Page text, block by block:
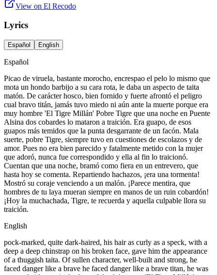
View on El Recodo
Lyrics
Español English
Español
Picao de viruela, bastante morocho, encrespao el pelo lo mismo que
mota un hondo barbijo a su cara rota, le daba un aspecto de taita
matón. De carácter hosco, bien fornido y fuerte afrontó el peligro
cual bravo titán, jamás tuvo miedo ni aún ante la muerte porque era
muy hombre 'El Tigre Millán' Pobre Tigre que una noche en Puente
Alsina dos cobardes lo mataron a traición. Era guapo, de esos
guapos más temidos que la punta desgarrante de un facón. Mala
suerte, pobre Tigre, siempre tuvo en cuestiones de escolazos y de
amor. Pues no era bien parecido y fatalmente metido con la mujer
que adoró, nunca fue correspondido y ella al fin lo traicionó.
Cuentan que una noche, bramó como fiera en un entrevero, que
hasta hoy se comenta. Repartiendo hachazos, ¡era una tormenta!
Mostró su coraje venciendo a un malón. ¡Parece mentira, que
hombres de tu laya mueran siempre en manos de un ruin cobardón!
¡Hoy la muchachada, Tigre, te recuerda y aquella culpable llora su
traición.
English
pock-marked, quite dark-haired, his hair as curly as a speck, with a
deep a deep chinstrap on his broken face, gave him the appearance
of a thuggish taita. Of sullen character, well-built and strong, he
faced danger like a brave he faced danger like a brave titan, he was